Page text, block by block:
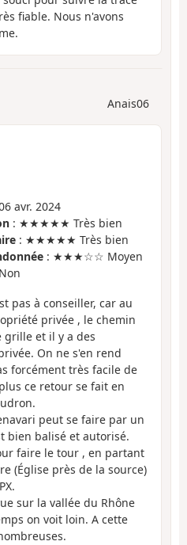
fiable. Nous n'avons
Anais06
avr. 2024
: ★★★★★ Très bien
: ★★★★★ Très bien
: ★★★☆☆ Moyen
pas à conseiller, car au
privée , le chemin
et il y a des
On ne s'en rend
forcément très facile de
ce retour se fait en
peut se faire par un
bien balisé et autorisé.
faire le tour , en partant
(Église près de la source)
sur la vallée du Rhône
on voit loin. A cette